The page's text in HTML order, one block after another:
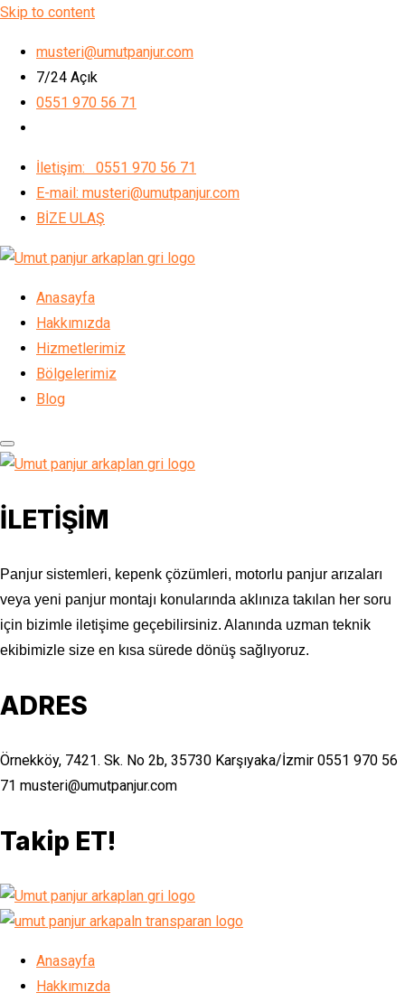
Skip to content
musteri@umutpanjur.com
7/24 Açık
0551 970 56 71
İletişim: 0551 970 56 71
E-mail: musteri@umutpanjur.com
BİZE ULAŞ
Anasayfa
Hakkımızda
Hizmetlerimiz
Bölgelerimiz
Blog
İLETİŞİM
Panjur sistemleri, kepenk çözümleri, motorlu panjur arızaları
veya yeni panjur montajı konularında aklınıza takılan her soru
için bizimle iletişime geçebilirsiniz. Alanında uzman teknik
ekibimizle size en kısa sürede dönüş sağlıyoruz.
ADRES
Örnekköy, 7421. Sk. No 2b, 35730 Karşıyaka/İzmir 0551 970 56
71 musteri@umutpanjur.com
Takip ET!
Anasayfa
Hakkımızda